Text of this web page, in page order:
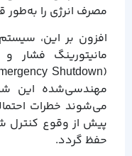
مصرف انرژی را
افزون بر این،
مانیتورینگ فشار
مهندسی‌شده این
می‌شوند خطرات
پیش از وقوع کنترل
حفظ گردد.